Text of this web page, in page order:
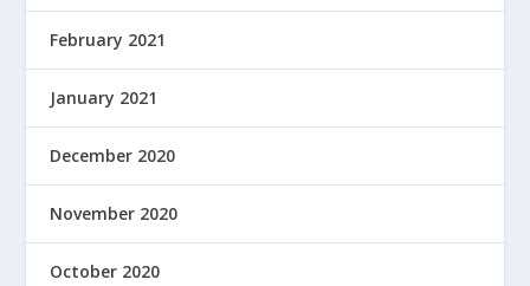
February 2021
January 2021
December 2020
November 2020
October 2020